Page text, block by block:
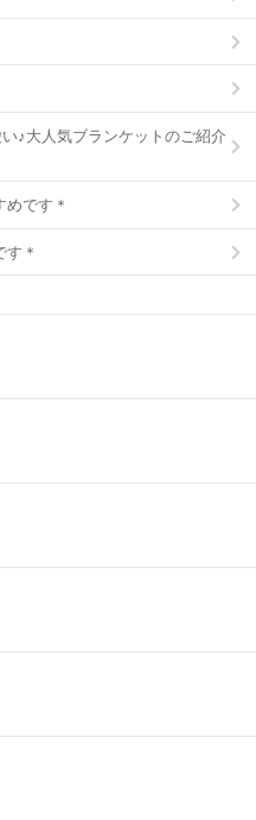
♪大人気ブランケットのご紹介
です＊
＊